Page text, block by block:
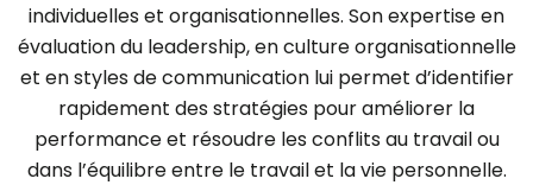
individuelles et organisationnelles. Son expertise en
évaluation du leadership, en culture organisationnelle
et en styles de communication lui permet d’identifier
rapidement des stratégies pour améliorer la
performance et résoudre les conflits au travail ou
dans l’équilibre entre le travail et la vie personnelle.